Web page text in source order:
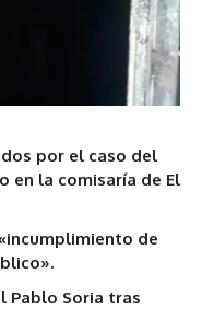
por el caso del
en la comisaría de El
de
Pablo Soria tras